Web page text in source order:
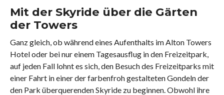
Mit der Skyride über die Gärten
der Towers
Ganz gleich, ob während eines Aufenthalts im Alton Towers
Hotel oder bei nur einem Tagesausflug in den Freizeitpark,
auf jeden Fall lohnt es sich, den Besuch des Freizeitparks mit
einer Fahrt in einer der farbenfroh gestalteten Gondeln der
den Park überquerenden Skyride zu beginnen. Obwohl ihre